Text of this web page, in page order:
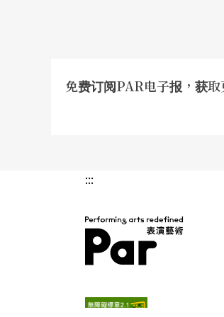
或许，跨地域制作首先面临
式。例如这三部作品的参与
种制作模式反映的其实是文
免费订阅PAR电子报，获取
:::